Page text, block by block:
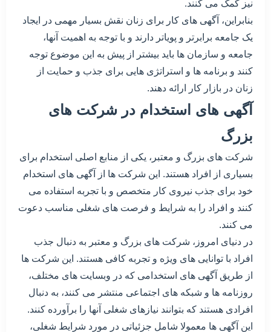
نیز کمک می کنند.
بنابراین، آگهی های کار برای زنان نقش بسیار مهمی در ایجاد
یک جامعه برابرتر و پویاتر دارند و با توجه به اهمیت آنها،
جامعه و سازمان ها باید بیشتر از پیش به این موضوع توجه
کنند و برنامه ها و استراتژی هایی برای جذب و حمایت از
زنان در بازار کار ارائه دهند.
آگهی های استخدام در شرکت های
بزرگ
شرکت های بزرگ و معتبر، یکی از منابع اصلی استخدام برای
بسیاری از افراد هستند. این شرکت ها از آگهی های استخدام
خود برای جذب نیروی کار متخصص و با تجربه استفاده می
کنند و افراد را به شرایط و فرصت های شغلی مناسب دعوت
می کنند.
در دنیای امروز، شرکت های بزرگ و معتبر به دنبال جذب
افراد با توانایی های ویژه و تجربه کافی هستند. این شرکت ها
از طریق آگهی های استخدامی که در وبسایت های مختلف،
روزنامه ها و شبکه های اجتماعی منتشر می کنند، به دنبال
افرادی هستند که بتوانند نیازهای شغلی آنها را برآورده کنند.
این آگهی ها معمولا شامل جزئیاتی در مورد شرایط شغلی،